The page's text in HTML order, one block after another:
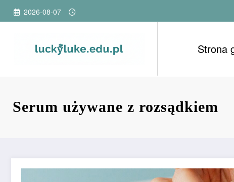
Przejdź 2026-08-07
Strona
Serum używane z rozsądkiem